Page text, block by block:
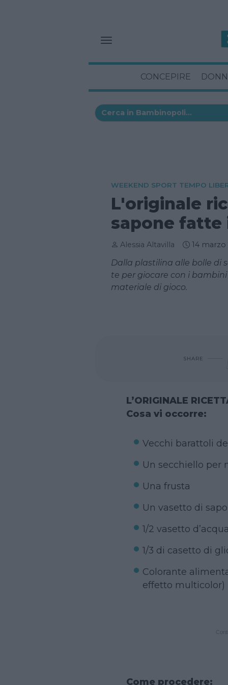
CONCEPIRE
WEEKEND SPORT TEMPO
L'originale
sapone fatte
Alessia Altavilla 14 marzo
Dalla plastilina alle bolle di
te per giocare con i
materiale di gioco.
SHARE
L’ORIGINALE
Cosa vi occorre:
Vecchi barattoli
Un secchiello per
Una frusta
Un vasetto di
1/2 vasetto d’acqua
1/3 di casetto di
Colorante
effetto multicolor)
Come procedere: